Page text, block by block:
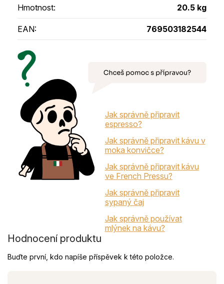
Hmotnost: 20.5 kg
EAN: 769503182544
Jak správně připravit
espresso?
Jak správně připravit kávu v
moka konvičce?
Jak správně připravit kávu
ve French Pressu?
Jak správně připravit
sypaný čaj
Jak správně používat
mlýnek na kávu?
Hodnocení produktu
Buďte první, kdo napíše příspěvek k této položce.